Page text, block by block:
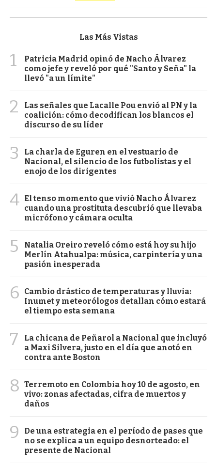
Las Más Vistas
1
Patricia Madrid opinó de Nacho Álvarez
como jefe y reveló por qué "Santo y Seña" la
llevó "a un límite"
2
Las señales que Lacalle Pou envió al PN y la
coalición: cómo decodifican los blancos el
discurso de su líder
3
La charla de Eguren en el vestuario de
Nacional, el silencio de los futbolistas y el
enojo de los dirigentes
4 El tenso momento que vivió Nacho Álvarez
cuando una prostituta descubrió que llevaba
micrófono y cámara oculta
5
Natalia Oreiro reveló cómo está hoy su hijo
Merlín Atahualpa: música, carpintería y una
pasión inesperada
6
Cambio drástico de temperaturas y lluvia:
Inumet y meteorólogos detallan cómo estará
el tiempo esta semana
7
La chicana de Peñarol a Nacional que incluyó
a Maxi Silvera, justo en el día que anotó en
contra ante Boston
8 Terremoto en Colombia hoy 10 de agosto, en
vivo: zonas afectadas, cifra de muertos y
daños
9
De una estrategia en el período de pases que
no se explica a un equipo desnorteado: el
presente de Nacional